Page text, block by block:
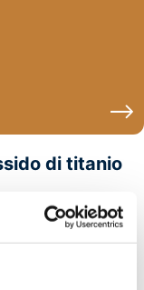
di titanio
settembre 2023
Coalition (ETDC)
la
misura...